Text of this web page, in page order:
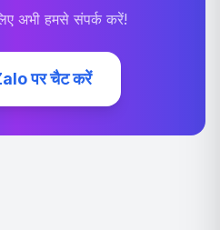
अभी हमसे संपर्क करें!
पर चैट करें